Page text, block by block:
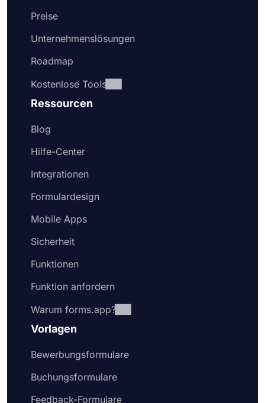
Preise
Unternehmenslösungen
Roadmap
Kostenlose Tools
Ressourcen
Blog
Hilfe-Center
Integrationen
Formulardesign
Mobile Apps
Sicherheit
Funktionen
Funktion anfordern
Warum forms.app?
Vorlagen
Bewerbungsformulare
Buchungsformulare
Feedback-Formulare